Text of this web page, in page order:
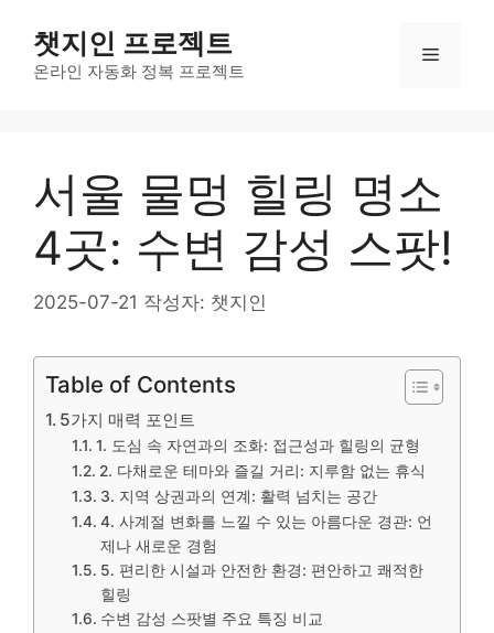
챗지인 프로젝트
온라인 자동화 정복 프로젝트
메
서울 물멍 힐링 명소
4곳: 수변 감성 스팟!
2025-07-21 작성자: 챗지인
Table of Contents
5가지 매력 포인트
1. 도심 속 자연과의 조화: 접근성과 힐링의 균형
2. 다채로운 테마와 즐길 거리: 지루함 없는 휴식
3. 지역 상권과의 연계: 활력 넘치는 공간
4. 사계절 변화를 느낄 수 있는 아름다운 경관: 언
제나 새로운 경험
5. 편리한 시설과 안전한 환경: 편안하고 쾌적한
힐링
수변 감성 스팟별 주요 특징 비교